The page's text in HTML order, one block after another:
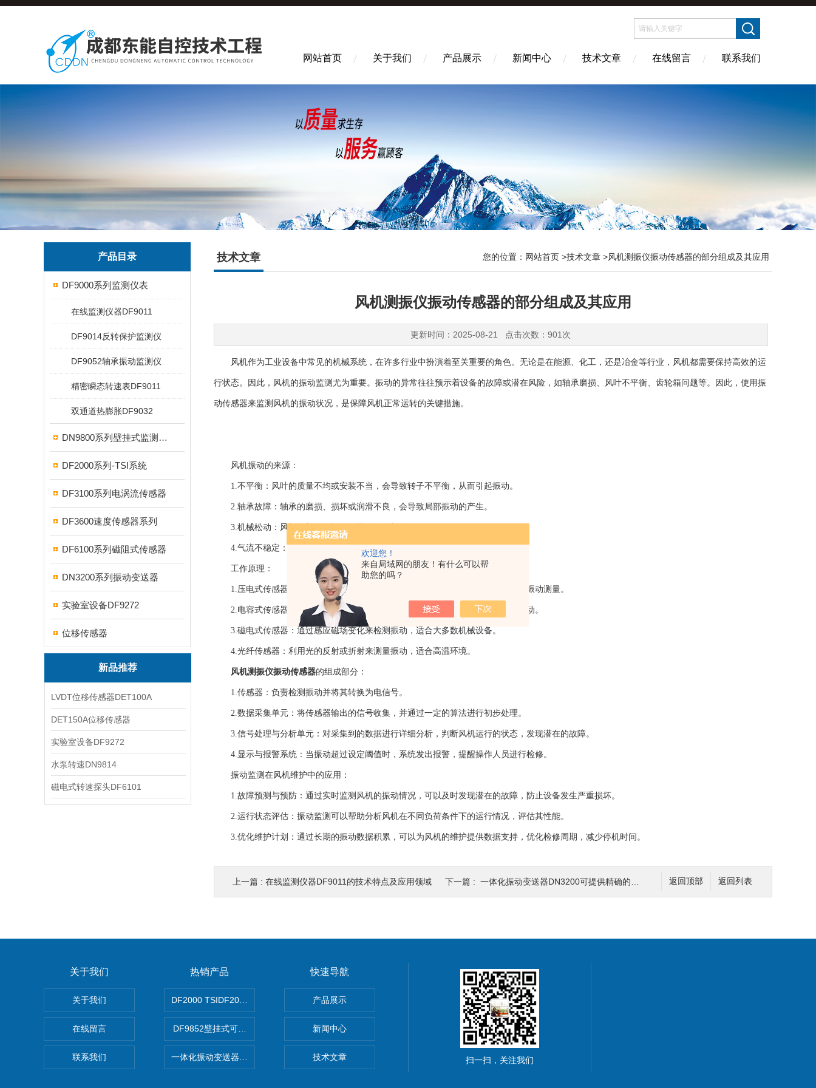
欢迎您！
来自局域网的朋友！有什么可以帮
助您的吗？
网站首页 关于我们 产品展示 新闻中心 技术文章 在线留言 联系我们
产品目录
DF9000系列监测仪表
在线监测仪器DF9011
DF9014反转保护监测仪
DF9052轴承振动监测仪
精密瞬态转速表DF9011
双通道热膨胀DF9032
DN9800系列壁挂式监测仪表
DF2000系列-TSI系统
DF3100系列电涡流传感器
DF3600速度传感器系列
DF6100系列磁阻式传感器
DN3200系列振动变送器
实验室设备DF9272
位移传感器
新品推荐
LVDT位移传感器DET100A
DET150A位移传感器
实验室设备DF9272
水泵转速DN9814
磁电式转速探头DF6101
技术文章 您的位置： 网站首页 >技术文章 >风机测振仪振动传感器的部分组成及其应用
风机测振仪振动传感器的部分组成及其应用
更新时间：2025-08-21 点击次数：901次
风机作为工业设备中常见的机械系统，在许多行业中扮演着至关重要的角色。无论是在能源、化工，还是冶金等行业，风机都需要保持高效的运
行状态。因此，风机的振动监测尤为重要。振动的异常往往预示着设备的故障或潜在风险，如轴承磨损、风叶不平衡、齿轮箱问题等。因此，使用振
动传感器来监测风机的振动状况，是保障风机正常运转的关键措施。
风机振动的来源：
1.不平衡：风叶的质量不均或安装不当，会导致转子不平衡，从而引起振动。
2.轴承故障：轴承的磨损、损坏或润滑不良，会导致局部振动的产生。
3.机械松动：风机各部件的松动会导致振动加剧。
4.气流不稳定：风机运转中可能出现气流波动，产生不规则振动。
工作原理：
1.压电式传感器：利用压电效应将振动信号转化为电压信号，适用于频率较高的振动测量。
2.电容式传感器：通过检测两个电极之间的电容变化来监测振动，常用于低频振动。
3.磁电式传感器：通过感应磁场变化来检测振动，适合大多数机械设备。
4.光纤传感器：利用光的反射或折射来测量振动，适合高温环境。
风机测振仪振动传感器的组成部分：
1.传感器：负责检测振动并将其转换为电信号。
2.数据采集单元：将传感器输出的信号收集，并通过一定的算法进行初步处理。
3.信号处理与分析单元：对采集到的数据进行详细分析，判断风机运行的状态，发现潜在的故障。
4.显示与报警系统：当振动超过设定阈值时，系统发出报警，提醒操作人员进行检修。
振动监测在风机维护中的应用：
1.故障预测与预防：通过实时监测风机的振动情况，可以及时发现潜在的故障，防止设备发生严重损坏。
2.运行状态评估：振动监测可以帮助分析风机在不同负荷条件下的运行情况，评估其性能。
3.优化维护计划：通过长期的振动数据积累，可以为风机的维护提供数据支持，优化检修周期，减少停机时间。
返回列表
返回顶部
上一篇 : 在线监测仪器DF9011的技术特点及应用领域 下一篇 : 一体化振动变送器DN3200可提供精确的振动测量数据
关于我们
关于我们
在线留言
联系我们
热销产品
DF2000 TSIDF2000可编程TSI热膨胀仪表
DF9852壁挂式可编程双通道轴承振动监测仪表
一体化振动变送器DN3200
快速导航
产品展示
新闻中心
技术文章 扫一扫，关注我们